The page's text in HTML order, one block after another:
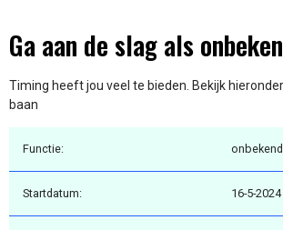
Ga aan de slag als
Timing heeft jou veel te bieden. Bekijk
baan
Functie: onbekend
Startdatum: 16-5-2024